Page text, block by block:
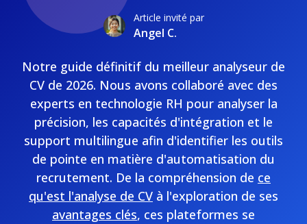
Article invité par
Angel C.
Notre guide définitif du meilleur analyseur de
CV de 2026. Nous avons collaboré avec des
experts en technologie RH pour analyser la
précision, les capacités d'intégration et le
support multilingue afin d'identifier les outils
de pointe en matière d'automatisation du
recrutement. De la compréhension de ce
qu'est l'analyse de CV à l'exploration de ses
avantages clés, ces plateformes se